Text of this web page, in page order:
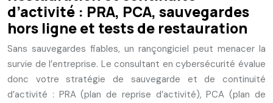
d’activité : PRA, PCA, sauvegardes
hors ligne et tests de restauration
Sans sauvegardes fiables, un rançongiciel peut menacer la
survie de l’entreprise. Le consultant en cybersécurité évalue
donc votre stratégie de sauvegarde et de continuité
d’activité : PRA (plan de reprise d’activité), PCA (plan de